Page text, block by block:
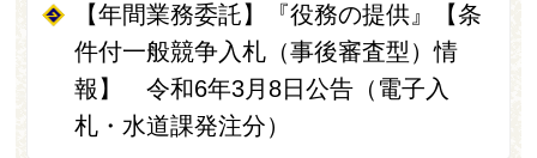
【年間業務委託】『役務の提供』【条
件付一般競争入札（事後審査型）情
報】 令和6年3月8日公告（電子入
札・水道課発注分）